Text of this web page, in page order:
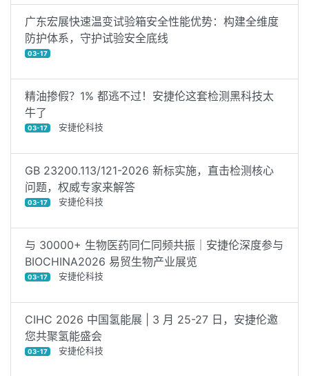
广东宏展快速温变试验箱安全性能优势：构建全维度
防护体系，守护试验安全底线
03-17
精油掺假？1% 都逃不过！安捷伦这套检测黑科技太
牛了
03-17 安捷伦科技
GB 23200.113/121-2026 新标实施，直击检测核心
问题，权威专家来解答
03-17 安捷伦科技
与 30000+ 生物医药同仁同频共振｜安捷伦深度参与
BIOCHINA2026 易贸生物产业展览
03-17 安捷伦科技
CIHC 2026 中国氢能展 | 3 月 25-27 日，安捷伦邀
您共聚氢能盛会
03-17 安捷伦科技